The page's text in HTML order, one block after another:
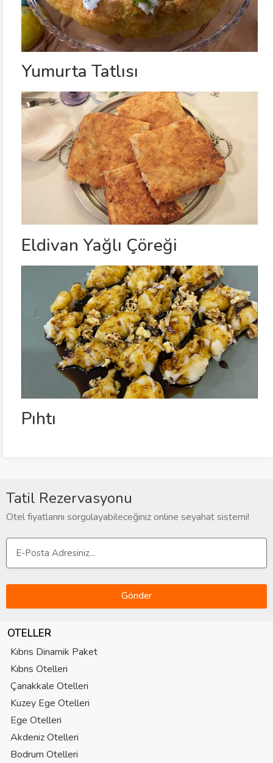
Yumurta Tatlısı
Eldivan Yağlı Çöreği
Pıhtı
Tatil Rezervasyonu
Otel fiyatlarını sorgulayabileceğiniz online seyahat sistemi!
Gönder
OTELLER
Kıbrıs Dinamik Paket
Kıbrıs Otelleri
Çanakkale Otelleri
Kuzey Ege Otelleri
Ege Otelleri
Akdeniz Otelleri
Bodrum Otelleri